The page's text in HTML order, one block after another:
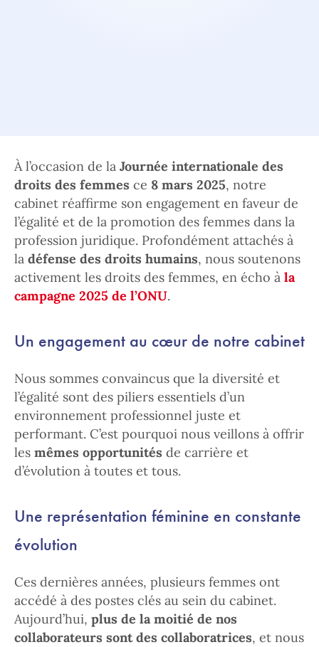
À l’occasion de la Journée internationale des
droits des femmes ce 8 mars 2025, notre
cabinet réaffirme son engagement en faveur de
l’égalité et de la promotion des femmes dans la
profession juridique. Profondément attachés à
la défense des droits humains, nous soutenons
activement les droits des femmes, en écho à la
campagne 2025 de l’ONU.
Un engagement au cœur de notre cabinet
Nous sommes convaincus que la diversité et
l’égalité sont des piliers essentiels d’un
environnement professionnel juste et
performant. C’est pourquoi nous veillons à offrir
les mêmes opportunités de carrière et
d’évolution à toutes et tous.
Une représentation féminine en constante
évolution
Ces dernières années, plusieurs femmes ont
accédé à des postes clés au sein du cabinet.
Aujourd’hui, plus de la moitié de nos
collaborateurs sont des collaboratrices, et nous